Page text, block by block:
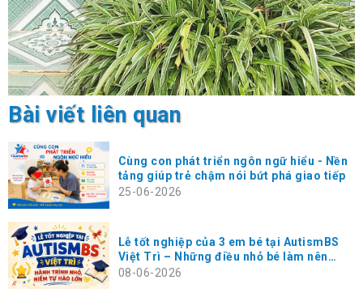
Bài viết liên quan
Cùng con phát triển ngôn ngữ hiểu - Nền
tảng giúp trẻ chậm nói bứt phá giao tiếp
25-06-2026
Lễ tốt nghiệp của 3 em bé tại AutismBS
Việt Trì – Những điều nhỏ bé làm nên
hạnh phúc rất lớn
08-06-2026